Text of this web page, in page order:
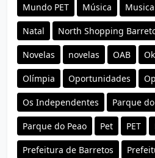
Mundo PET Música Musica
Natal North Shopping
Novelas novelas OAB
Olímpia Oportunidades
Os Independentes Parque
Parque do Peao Pet PET
Prefeitura de Barretos